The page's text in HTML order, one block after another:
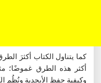
كما يتناول الكتاب أكثرَ
أكثر هذه الطرق غموضًا؛
وكيفية حفظ الأبجدية ونُظُم